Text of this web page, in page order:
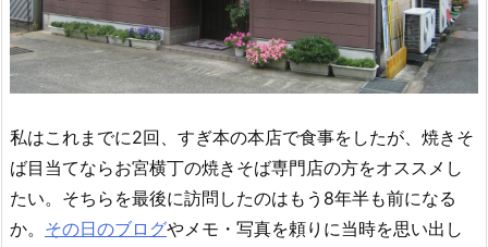
私はこれまでに2回、すぎ本の本店で食事をしたが、焼きそ
ば目当てならお宮横丁の焼きそば専門店の方をオススメし
たい。そちらを最後に訪問したのはもう8年半も前になる
か。 その日のブログやメモ・写真を頼りに当時を思い出し